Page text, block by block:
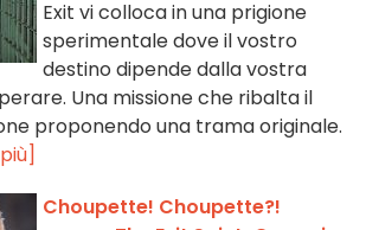
Exit vi colloca in una prigione
sperimentale dove il vostro
destino dipende dalla vostra
Una missione che ribalta il
proponendo una trama originale.
Choupette! Choupette?!